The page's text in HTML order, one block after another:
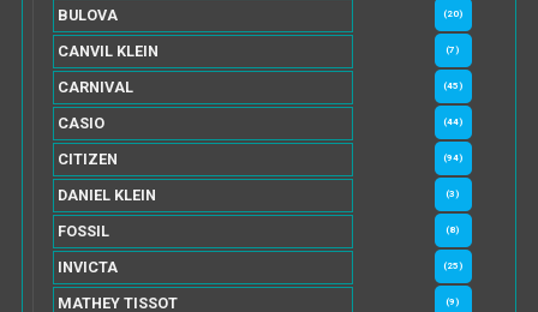
BULOVA (20)
CANVIL KLEIN (7)
CARNIVAL (45)
CASIO (44)
CITIZEN (94)
DANIEL KLEIN (3)
FOSSIL (8)
INVICTA (25)
MATHEY TISSOT (9)